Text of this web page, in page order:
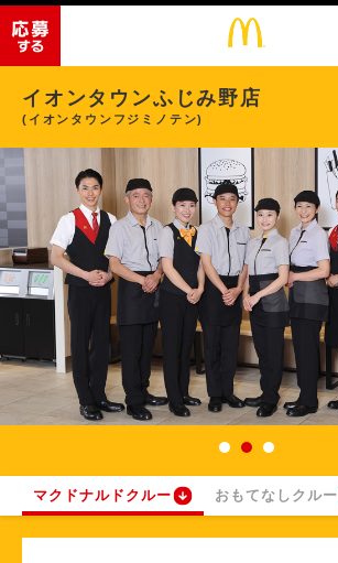
イオンタウンふじみ野店
(イオンタウンフジミノテン)
マクドナルドクルー おもてなしクルー